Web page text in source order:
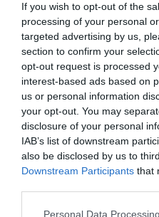
If you wish to opt-out of the
processing of your personal
targeted advertising by us,
section to confirm your
opt-out request is processed
interest-based ads based on
us or personal information
your opt-out. You may
disclosure of your personal
IAB’s list of downstream
also be disclosed by us to
Downstream Participants that
Personal Data
Για πολλούς, η Carrie
ένας χαρακτήρας.
ένας καθρέφτης. Από
σχέσεις στα 30 μέχρι
σημαίνει έρωτας,
50+,εκείνη μεγάλωσε
ίδια την Parker.